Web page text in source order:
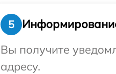
5
Вы получите
адресу.